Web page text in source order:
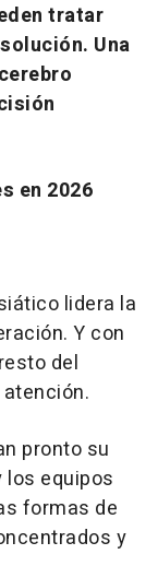
tratar
Una
en 2026
lidera la
Y con
del
pronto su
los equipos
formas de
y